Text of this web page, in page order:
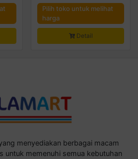
Pilih toko untuk melihat
harga
Detail
menyediakan berbagai macam
untuk memenuhi semua kebutuhan